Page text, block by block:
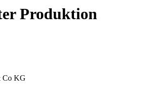
Produktion
Co KG